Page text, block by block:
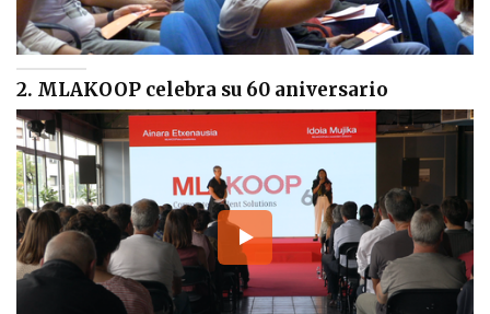
2. MLAKOOP celebra su 60 aniversario